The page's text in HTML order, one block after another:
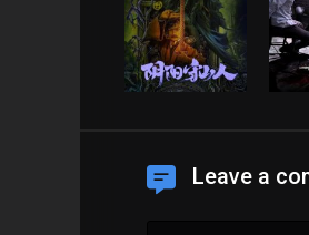
Leave a